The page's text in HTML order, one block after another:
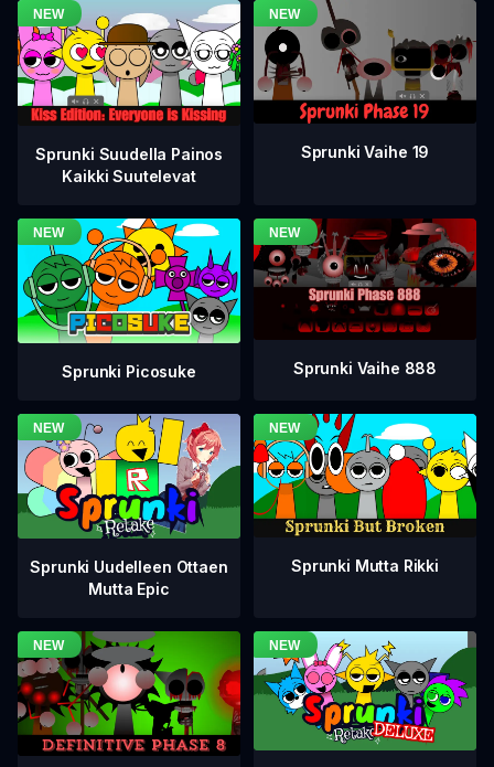
Sprunki Suudella Painos
Kaikki Suutelevat
Sprunki Vaihe 19
Sprunki Picosuke Sprunki Vaihe 888
Sprunki Uudelleen Ottaen
Mutta Epic
Sprunki Mutta Rikki